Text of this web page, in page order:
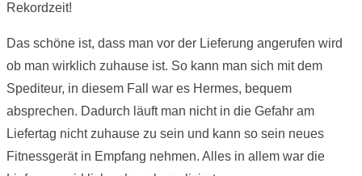
Rekordzeit!
Das schöne ist, dass man vor der Lieferung angerufen wird
ob man wirklich zuhause ist. So kann man sich mit dem
Spediteur, in diesem Fall war es Hermes, bequem
absprechen. Dadurch läuft man nicht in die Gefahr am
Liefertag nicht zuhause zu sein und kann so sein neues
Fitnessgerät in Empfang nehmen. Alles in allem war die